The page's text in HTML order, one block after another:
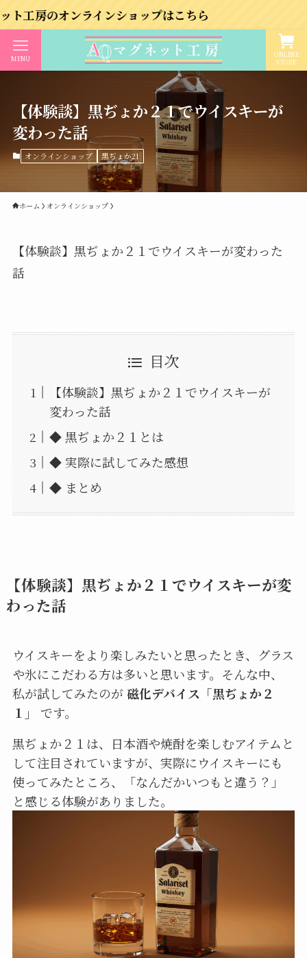
ンラインショップはこちら
ONLINE
STORE
MENU
【体験談】黒ぢょか２１でウイスキーが
変わった話
オンラインショップ 黒ぢょか21
ホーム オンラインショップ
【体験談】黒ぢょか２１でウイスキーが変わった
話
目次
【体験談】黒ぢょか２１でウイスキーが
変わった話
◆ 黒ぢょか２１とは
◆ 実際に試してみた感想
◆ まとめ
【体験談】黒ぢょか２１でウイスキーが変
わった話
ウイスキーをより楽しみたいと思ったとき、グラス
や氷にこだわる方は多いと思います。そんな中、
私が試してみたのが磁化デバイス「黒ぢょか２
１」
です。
黒ぢょか２１は、日本酒や焼酎を楽しむアイテムと
して注目されていますが、実際にウイスキーにも
使ってみたところ、「なんだかいつもと違う？」
と感じる体験がありました。